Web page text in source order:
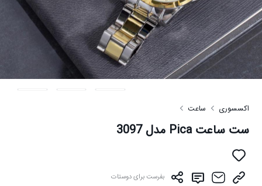
اکسسوری ساعت
ست ساعت Pica مدل 3097
بفرست برای دوستات